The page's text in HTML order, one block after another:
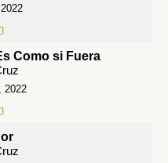
Como si Fuera
2022